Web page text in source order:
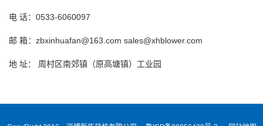
电 话：0533-6060097
邮 箱：zbxinhuafan@163.com sales@xhblower.com
地 址： 周村区南郊镇（原高塘镇）工业园